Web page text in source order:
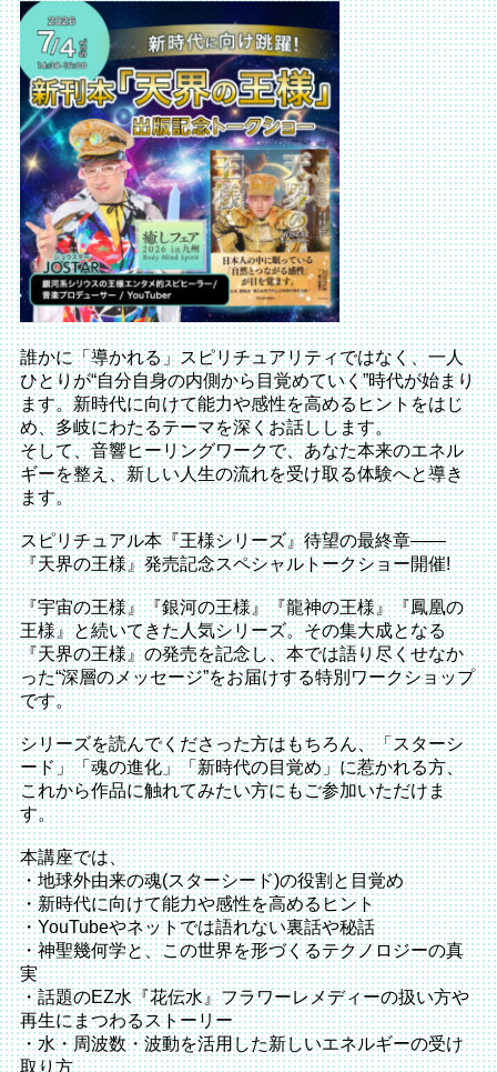
誰かに「導かれる」スピリチュアリティではなく、一人
ひとりが“自分自身の内側から目覚めていく”時代が始まり
ます。新時代に向けて能力や感性を高めるヒントをはじ
め、多岐にわたるテーマを深くお話しします。
そして、音響ヒーリングワークで、あなた本来のエネル
ギーを整え、新しい人生の流れを受け取る体験へと導き
ます。
スピリチュアル本『王様シリーズ』待望の最終章――
『天界の王様』発売記念スペシャルトークショー開催!
『宇宙の王様』『銀河の王様』『龍神の王様』『鳳凰の
王様』と続いてきた人気シリーズ。その集大成となる
『天界の王様』の発売を記念し、本では語り尽くせなか
った“深層のメッセージ”をお届けする特別ワークショップ
です。
シリーズを読んでくださった方はもちろん、「スターシ
ード」「魂の進化」「新時代の目覚め」に惹かれる方、
これから作品に触れてみたい方にもご参加いただけま
す。
本講座では、
・地球外由来の魂(スターシード)の役割と目覚め
・新時代に向けて能力や感性を高めるヒント
・YouTubeやネットでは語れない裏話や秘話
・神聖幾何学と、この世界を形づくるテクノロジーの真
実
・話題のEZ水『花伝水』フラワーレメディーの扱い方や
再生にまつわるストーリー
・水・周波数・波動を活用した新しいエネルギーの受け
取り方